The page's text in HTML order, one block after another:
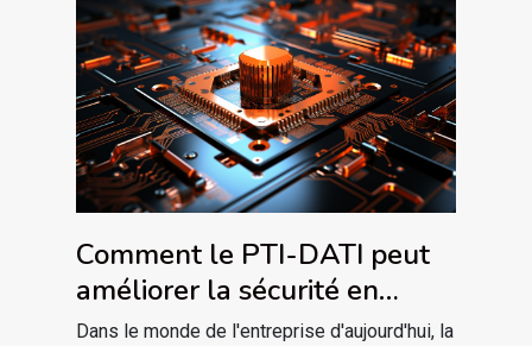
Comment le PTI-DATI peut
améliorer la sécurité en
entreprise
Dans le monde de l'entreprise d'aujourd'hui, la